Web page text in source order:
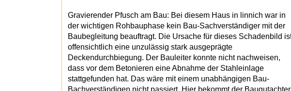
Gravierender Pfusch am Bau: Bei diesem Haus in linnich war in
der wichtigen Rohbauphase kein Bau-Sachverständiger mit der
Baubegleitung beauftragt. Die Ursache für dieses Schadenbild
offensichtlich eine unzulässig stark ausgeprägte
Deckendurchbiegung. Der Bauleiter konnte nicht nachweisen,
dass vor dem Betonieren eine Abnahme der Stahleinlage
stattgefunden hat. Das wäre mit einem unabhängigen Bau-
Bachverständigen nicht passiert. Hier bekommt der Baugutachter